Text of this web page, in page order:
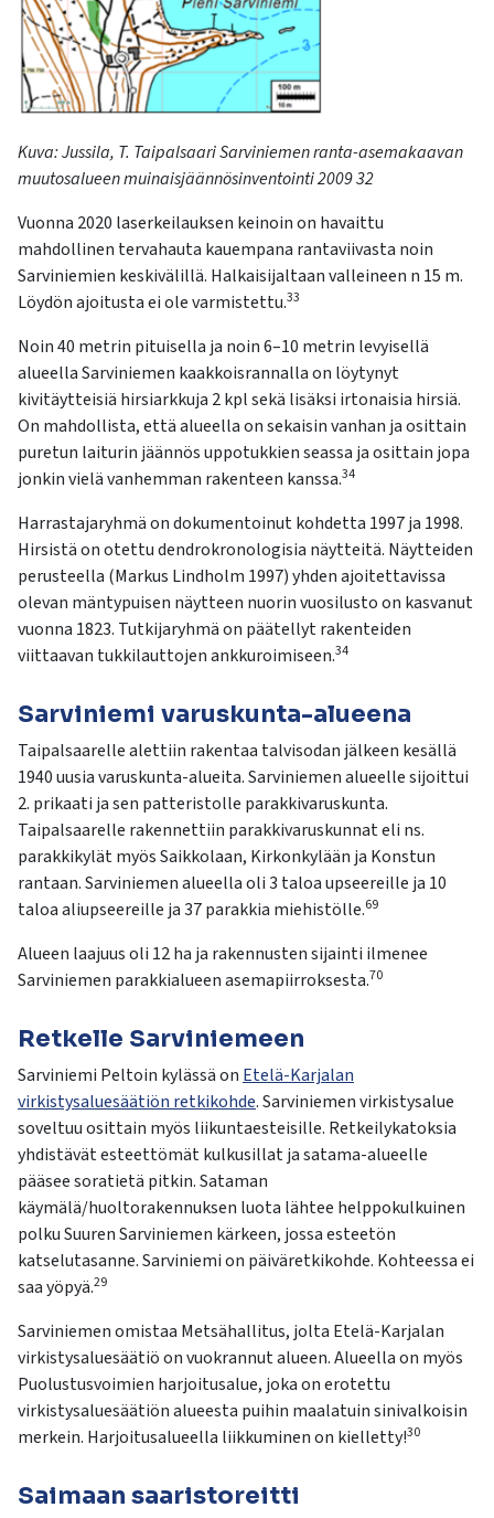
Kuva:Jussila, T. TaipalsaariSarviniemen ranta-asemakaavan
muutosalueen muinaisjäännösinventointi 200932
Vuonna 2020 laserkeilauksen keinoin on havaittu
mahdollinen tervahauta kauempana rantaviivasta noin
Sarviniemien keskivälillä. Halkaisijaltaan valleineen n 15 m.
Löydön ajoitusta ei ole varmistettu.33
Noin 40 metrin pituisella ja noin 6–10 metrin levyisellä
alueella Sarviniemen kaakkoisrannalla on löytynyt
kivitäytteisiä hirsiarkkuja 2 kpl sekä lisäksi irtonaisia hirsiä.
On mahdollista, että alueella on sekaisin vanhan ja osittain
puretun laiturin jäännös uppotukkien seassa ja osittain jopa
jonkin vielä vanhemman rakenteen kanssa.34
Harrastajaryhmä on dokumentoinut kohdetta 1997 ja 1998.
Hirsistä on otettu dendrokronologisia näytteitä. Näytteiden
perusteella (Markus Lindholm 1997) yhden ajoitettavissa
olevan mäntypuisen näytteen nuorin vuosilusto on kasvanut
vuonna 1823. Tutkijaryhmä on päätellyt rakenteiden
viittaavan tukkilauttojen ankkuroimiseen.34
Sarviniemi varuskunta-alueena
Taipalsaarelle alettiin rakentaa talvisodan jälkeen kesällä
1940 uusia varuskunta-alueita. Sarviniemen alueelle sijoittui
2. prikaati ja sen patteristolle parakkivaruskunta.
Taipalsaarelle rakennettiin parakkivaruskunnat eli ns.
parakkikylät myös Saikkolaan, Kirkonkylään ja Konstun
rantaan. Sarviniemen alueella oli 3 taloa upseereille ja 10
taloa aliupseereille ja 37 parakkia miehistölle.69
Alueen laajuus oli 12 ha ja rakennusten sijainti ilmenee
Sarviniemen parakkialueen asemapiirroksesta.70
Retkelle Sarviniemeen
Sarviniemi Peltoin kylässä on Etelä-Karjalan
virkistysaluesäätiön retkikohde. Sarviniemen virkistysalue
soveltuu osittain myös liikuntaesteisille. Retkeilykatoksia
yhdistävät esteettömät kulkusillat ja satama-alueelle
pääsee soratietä pitkin. Sataman
käymälä/huoltorakennuksen luota lähtee helppokulkuinen
polku Suuren Sarviniemen kärkeen, jossa esteetön
katselutasanne. Sarviniemi on päiväretkikohde. Kohteessa ei
saa yöpyä.29
Sarviniemen omistaa Metsähallitus, jolta Etelä-Karjalan
virkistysaluesäätiö on vuokrannut alueen. Alueella on myös
Puolustusvoimien harjoitusalue, joka on erotettu
virkistysaluesäätiön alueesta puihin maalatuin sinivalkoisin
merkein. Harjoitusalueella liikkuminen on kielletty!30
Saimaan saaristoreitti